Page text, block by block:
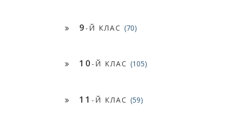
9 -Й КЛАС (70)
10 -Й КЛАС (105)
11 -Й КЛАС (59)